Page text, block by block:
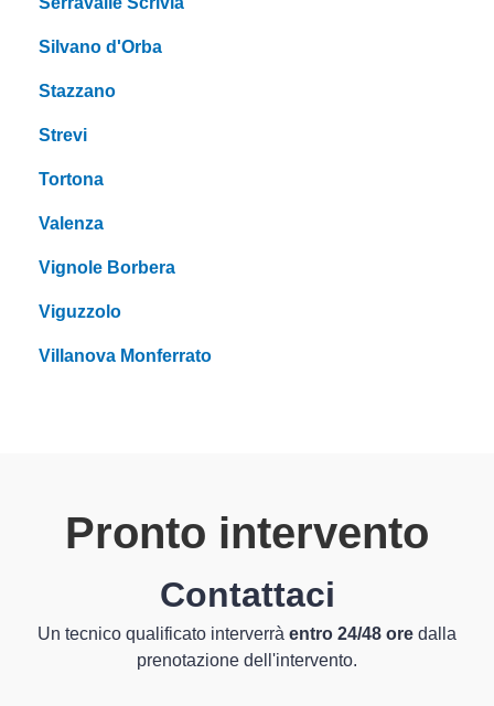
Silvano d'Orba
Stazzano
Strevi
Tortona
Valenza
Vignole Borbera
Viguzzolo
Villanova Monferrato
Pronto intervento
Contattaci
Un tecnico qualificato interverrà entro 24/48 ore dalla
prenotazione dell'intervento.